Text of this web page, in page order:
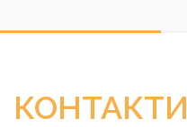
КОНТАКТИ